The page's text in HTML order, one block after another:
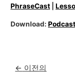
PhraseCast |
Download:
← 이전의